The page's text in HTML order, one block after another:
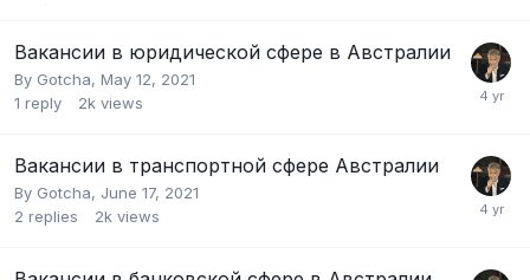
Вакансии в юридической сфере в Австралии
By Gotcha, May 12, 2021
1 reply 2k views
Вакансии в транспортной сфере Австралии
By Gotcha, June 17, 2021
2 replies 2k views